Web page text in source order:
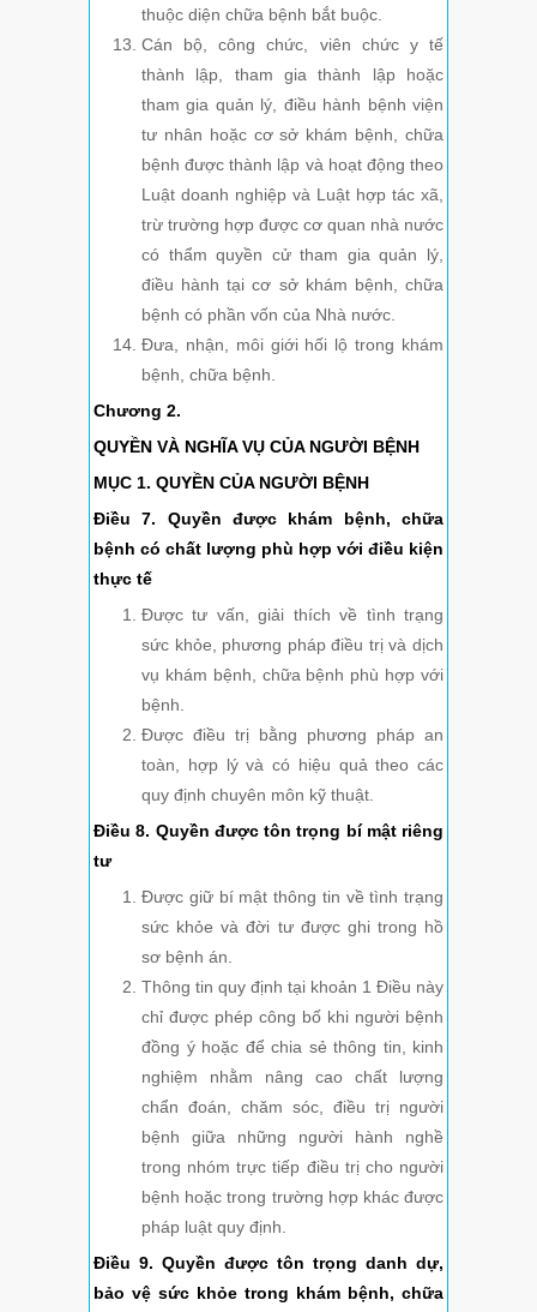
thuộc diện chữa bệnh bắt buộc.
Cán bộ, công chức, viên chức y tế
thành lập, tham gia thành lập hoặc
tham gia quản lý, điều hành bệnh viện
tư nhân hoặc cơ sở khám bệnh, chữa
bệnh được thành lập và hoạt động theo
Luật doanh nghiệp và Luật hợp tác xã,
trừ trường hợp được cơ quan nhà nước
có thẩm quyền cử tham gia quản lý,
điều hành tại cơ sở khám bệnh, chữa
bệnh có phần vốn của Nhà nước.
Đưa, nhận, môi giới hối lộ trong khám
bệnh, chữa bệnh.
Chương 2.
QUYỀN VÀ NGHĨA VỤ CỦA NGƯỜI BỆNH
MỤC 1. QUYỀN CỦA NGƯỜI BỆNH
Điều 7. Quyền được khám bệnh, chữa
bệnh có chất lượng phù hợp với điều kiện
thực tế
Được tư vấn, giải thích về tình trạng
sức khỏe, phương pháp điều trị và dịch
vụ khám bệnh, chữa bệnh phù hợp với
bệnh.
Được điều trị bằng phương pháp an
toàn, hợp lý và có hiệu quả theo các
quy định chuyên môn kỹ thuật.
Điều 8. Quyền được tôn trọng bí mật riêng
tư
Được giữ bí mật thông tin về tình trạng
sức khỏe và đời tư được ghi trong hồ
sơ bệnh án.
Thông tin quy định tại khoản 1 Điều này
chỉ được phép công bố khi người bệnh
đồng ý hoặc để chia sẻ thông tin, kinh
nghiệm nhằm nâng cao chất lượng
chẩn đoán, chăm sóc, điều trị người
bệnh giữa những người hành nghề
trong nhóm trực tiếp điều trị cho người
bệnh hoặc trong trường hợp khác được
pháp luật quy định.
Điều 9. Quyền được tôn trọng danh dự,
bảo vệ sức khỏe trong khám bệnh, chữa